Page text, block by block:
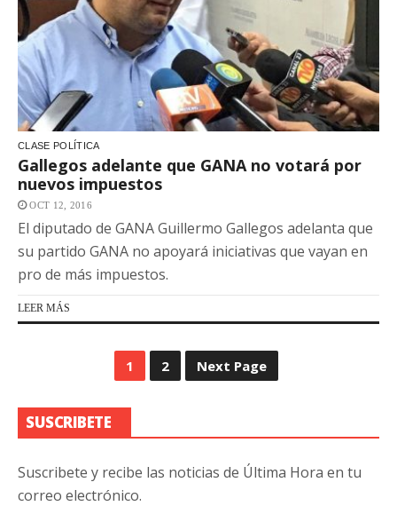
CLASE POLÍTICA
Gallegos adelante que GANA no votará por
nuevos impuestos
OCT 12, 2016
El diputado de GANA Guillermo Gallegos adelanta que
su partido GANA no apoyará iniciativas que vayan en
pro de más impuestos.
LEER MÁS
1 2 Next Page
SUSCRIBETE
Suscribete y recibe las noticias de Última Hora en tu
correo electrónico.